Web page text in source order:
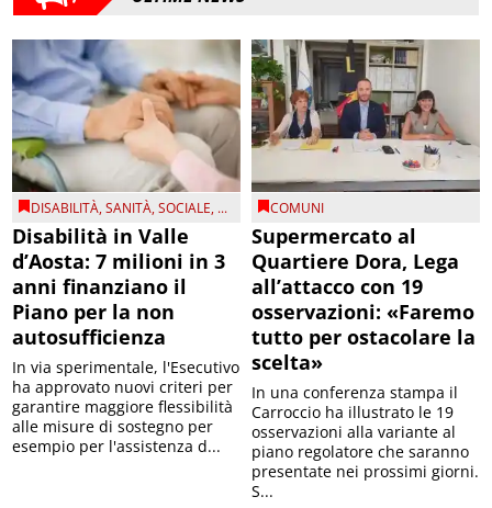
DISABILITÀ,SANITÀ,SOCIALE, ...
Disabilità in Valle
d’Aosta: 7 milioni in 3
anni finanziano il
Piano per la non
autosufficienza
In via sperimentale, l'Esecutivo
ha approvato nuovi criteri per
garantire maggiore flessibilità
alle misure di sostegno per
esempio per l'assistenza d...
COMUNI
Supermercato al
Quartiere Dora, Lega
all’attacco con 19
osservazioni: «Faremo
tutto per ostacolare la
scelta»
In una conferenza stampa il
Carroccio ha illustrato le 19
osservazioni alla variante al
piano regolatore che saranno
presentate nei prossimi giorni.
S...